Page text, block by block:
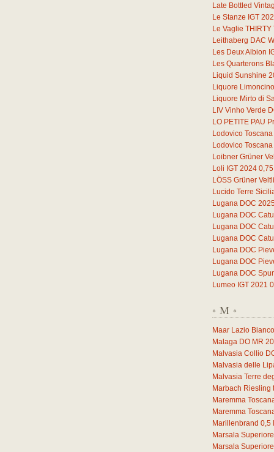
Late Bottled
Le Stanze IGT
Le Vaglie
Leithaberg DAC
Les Deux Albion
Les Quarterons
Liquid Sunshine
Liquore Limoncino
Liquore Mirto di
LIV Vinho Verde
LO PETITE PAU
Lodovico
Lodovico
Loibner Grüner
Loli IGT 2024 0,75
LÖSS Grüner
Lucido Terre
Lugana DOC
Lugana DOC
Lugana DOC
Lugana DOC
Lugana DOC
Lugana DOC
Lugana DOC
Lumeo IGT 2021
* M *
Maar Lazio
Malaga DO MR
Malvasia Collio
Malvasia delle
Malvasia Terre
Marbach Riesling
Maremma
Maremma
Marillenbrand 0,5
Marsala
Marsala